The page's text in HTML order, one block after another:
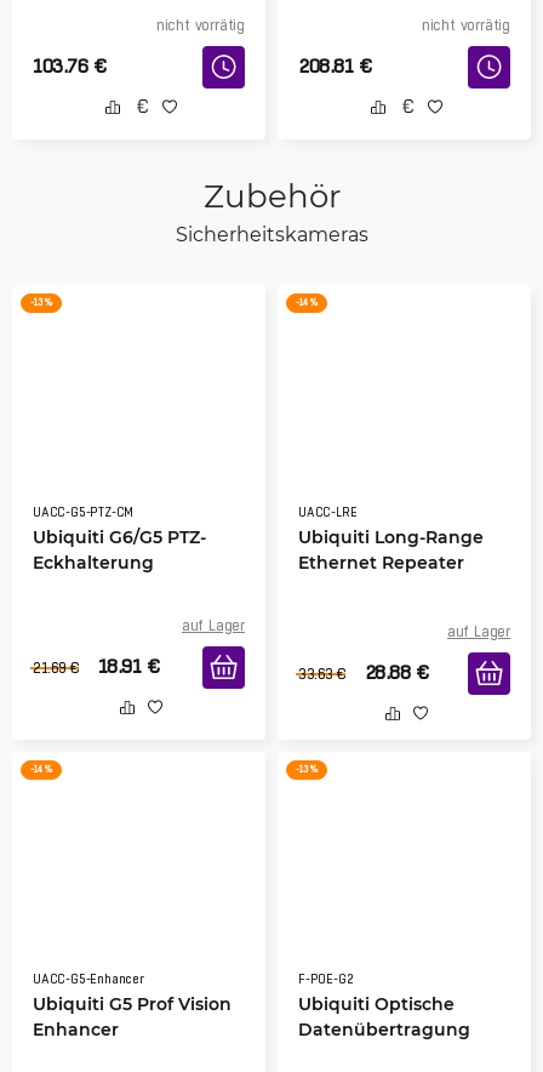
nicht vorrätig
103.76 €
nicht vorrätig
208.81 €
Zubehör
Sicherheitskameras
-13 %
UACC-G5-PTZ-CM
Ubiquiti G6/G5 PTZ-
Eckhalterung
auf Lager
21.69 € 18.91 €
-14 %
UACC-LRE
Ubiquiti Long-Range
Ethernet Repeater
auf Lager
33.63 € 28.88 €
-14 %
UACC-G5-Enhancer
Ubiquiti G5 Prof Vision
Enhancer
-13 %
F-POE-G2
Ubiquiti Optische
Datenübertragung